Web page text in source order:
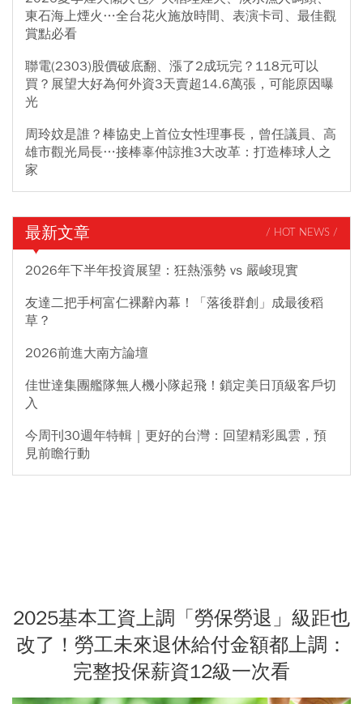
東石海上煙火…全台花火施放時間、表演卡司、最佳觀
賞點必看
聯電(2303)股價破底翻、漲了2成玩完？118元可以
買？展望大好為何外資3天賣超14.6萬張，可能原因曝
光
周玲妏是誰？棒協史上首位女性理事長，曾任議員、高
雄市觀光局長…接棒辜仲諒推3大改革：打造棒球人之
家
最新文章 / HOT NEWS /
2026年下半年投資展望：狂熱漲勢 vs 嚴峻現實
友達二把手柯富仁裸辭內幕！「落後群創」成最後稻
草？
2026前進大南方論壇
佳世達集團艦隊無人機小隊起飛！鎖定美日頂級客戶切
入
今周刊30週年特輯｜更好的台灣：回望精彩風雲，預
見前瞻行動
2025基本工資上調「勞保勞退」級距也
改了！勞工未來退休給付金額都上調：
完整投保薪資12級一次看